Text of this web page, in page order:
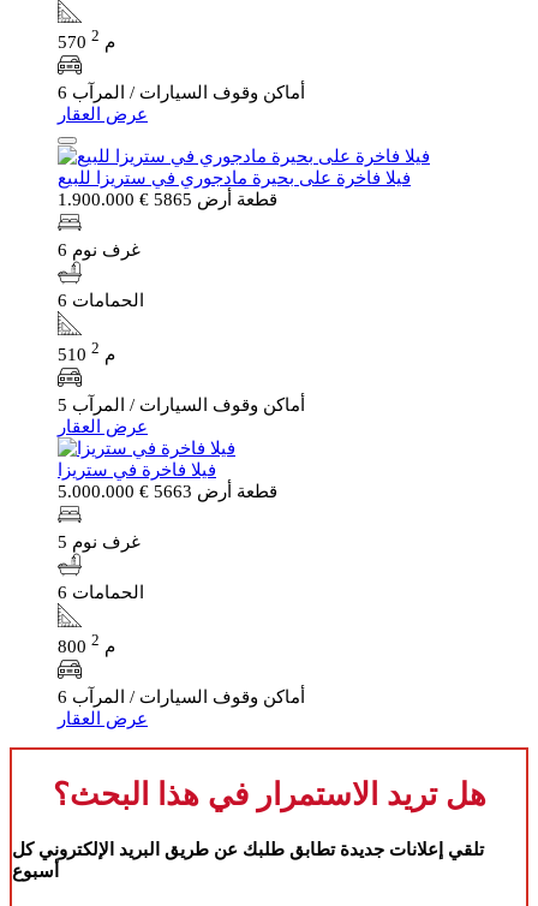
570 م 2
6 أماكن وقوف السيارات / المرآب
عرض العقار
فيلا فاخرة على بحيرة مادجوري في ستريزا للبيع
قطعة أرض 5865
€ 1.900.000
6 غرف نوم
6 الحمامات
510 م 2
5 أماكن وقوف السيارات / المرآب
عرض العقار
فيلا فاخرة في ستريزا
قطعة أرض 5663
€ 5.000.000
5 غرف نوم
6 الحمامات
800 م 2
6 أماكن وقوف السيارات / المرآب
عرض العقار
هل تريد الاستمرار في هذا البحث؟
تلقي إعلانات جديدة تطابق طلبك عن طريق البريد الإلكتروني كل
أسبوع